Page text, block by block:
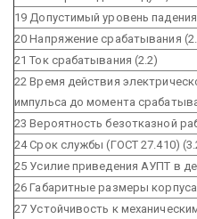
19 Допустимый уровень
20 Напряжение срабатывания
21 Ток срабатывания (2.2)
22 Время действия
импульса до момента
23 Вероятность безотказной
24 Срок службы (ГОСТ 27.410)
25 Усилие приведения АУПТ в
26 Габаритные размеры
27 Устойчивость к